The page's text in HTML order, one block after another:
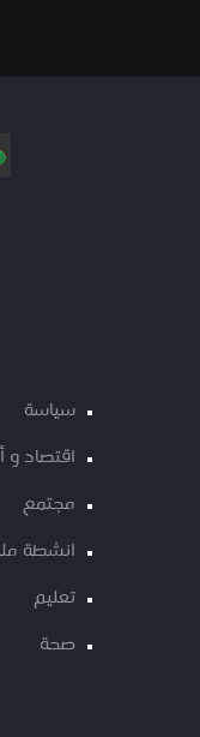
سياسة
اقتصاد و
مجتمع
انشطة
تعليم
صحة